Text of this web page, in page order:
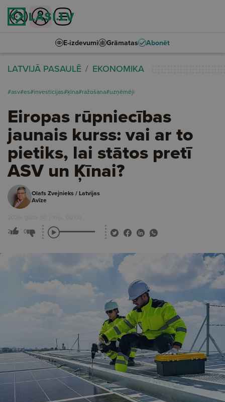
E-izdevumi Grāmatas Abonēt
LATVIJĀ PASAULĒ EKONOMIKA
#asv#es#investīcijas#ķīna#ražošana#uzņēmēji
Eiropas rūpniecības
jaunais kurss: vai ar to
pietiks, lai stātos pretī
ASV un Ķīnai?
Olafs Zvejnieks / Latvijas
Avīze
2026. gada 30. jūnijs, 00:00
2 0